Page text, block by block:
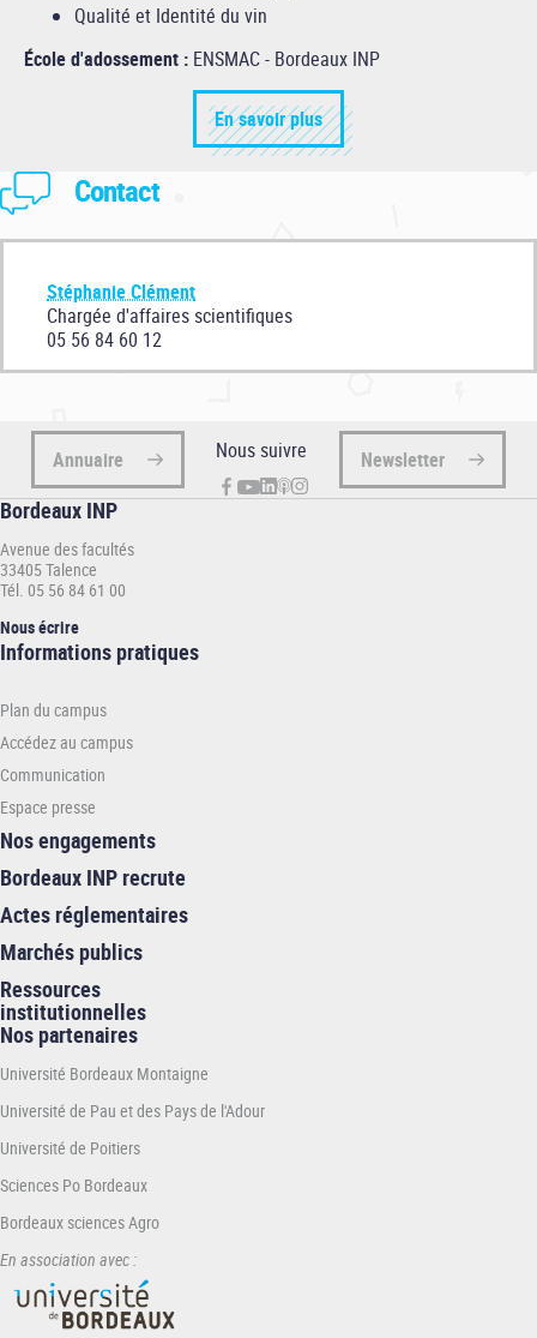
Qualité et Identité du vin
École d'adossement : ENSMAC - Bordeaux INP
En savoir plus
Contact
Stéphanie Clément
Chargée d'affaires scientifiques
05 56 84 60 12
Annuaire Nous suivre Newsletter
Bordeaux INP
Avenue des facultés
33405 Talence
Tél. 05 56 84 61 00
Nous écrire
Informations
INP
Informations pratiques
Plan du campus
Accédez au campus
Communication
Espace presse
Nos engagements
Bordeaux INP recrute
Actes réglementaires
Marchés publics
Ressources
institutionnelles
Nos partenaires
Université Bordeaux Montaigne
Université de Pau et des Pays de l'Adour
Université de Poitiers
Sciences Po Bordeaux
Bordeaux sciences Agro
En association avec :